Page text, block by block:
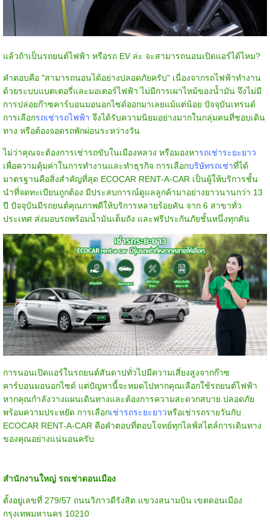
แล้วถ้าเป็นรถยนต์ไฟฟ้า หรือรถ EV ล่ะ จะสามารถนอนเปิดแอร์ได้ไหม?
คำตอบคือ "สามารถนอนได้อย่างปลอดภัยครับ" เนื่องจากรถไฟฟ้าทำงาน
ด้วยระบบแบตเตอรี่และมอเตอร์ไฟฟ้า ไม่มีการเผาไหม้ของน้ำมัน จึงไม่มี
การปล่อยก๊าซคาร์บอนมอนอกไซด์ออกมาเลยแม้แต่น้อย ปัจจุบันเทรนด์
การเลือกรถเช่ารถไฟฟ้า จึงได้รับความนิยมอย่างมากในกลุ่มคนที่ชอบเดิน
ทาง หรือต้องจอดรถพักผ่อนระหว่างวัน
ไม่ว่าคุณจะต้องการเช่ารถขับในเมืองหลวง หรือมองหารถเช่าระยะยาว
เพื่อความคุ้มค่าในการทำงานและทำธุรกิจ การเลือกบริษัทรถเช่าที่ได้
มาตรฐานคือสิ่งสำคัญที่สุด ECOCAR RENT-A-CAR เป็นผู้ให้บริการชั้น
นำที่จดทะเบียนถูกต้อง มีประสบการณ์ดูแลลูกค้ามาอย่างยาวนานกว่า 13
ปี ปัจจุบันมีรถยนต์คุณภาพดีให้บริการหลายร้อยคัน จาก 6 สาขาทั่ว
ประเทศ ส่งมอบรถพร้อมน้ำมันเต็มถัง และฟรีประกันภัยชั้นหนึ่งทุกคัน
การนอนเปิดแอร์ในรถยนต์สันดาปทั่วไปมีความเสี่ยงสูงจากก๊าซ
คาร์บอนมอนอกไซด์ แต่ปัญหานี้จะหมดไปหากคุณเลือกใช้รถยนต์ไฟฟ้า
หากคุณกำลังวางแผนเดินทางและต้องการความสะดวกสบาย ปลอดภัย
พร้อมความประหยัด การเลือกเช่ารถระยะยาวหรือเช่ารถรายวันกับ
ECOCAR RENT-A-CAR คือคำตอบที่ตอบโจทย์ทุกไลฟ์สไตล์การเดินทาง
ของคุณอย่างแน่นอนครับ
สำนักงานใหญ่ รถเช่าดอนเมือง
ตั้งอยู่เลขที่ 279/57 ถนนวิภาวดีรังสิต แขวงสนามบิน เขตดอนเมือง
กรุงเทพมหานคร 10210